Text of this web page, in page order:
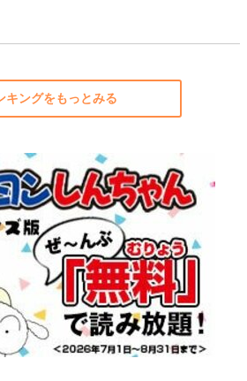
キングをもっとみる